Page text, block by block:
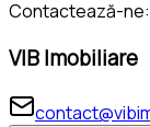
Contactează-ne:
VIB Imobiliare